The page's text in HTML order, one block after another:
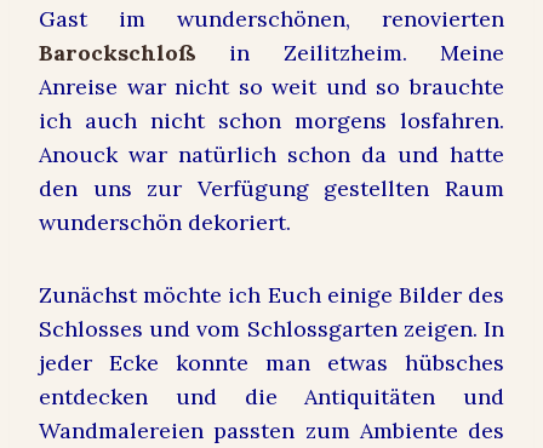
Gast im wunderschönen, renovierten
Barockschloß in Zeilitzheim. Meine
Anreise war nicht so weit und so brauchte
ich auch nicht schon morgens losfahren.
Anouck war natürlich schon da und hatte
den uns zur Verfügung gestellten Raum
wunderschön dekoriert.
Zunächst möchte ich Euch einige Bilder des
Schlosses und vom Schlossgarten zeigen. In
jeder Ecke konnte man etwas hübsches
entdecken und die Antiquitäten und
Wandmalereien passten zum Ambiente des